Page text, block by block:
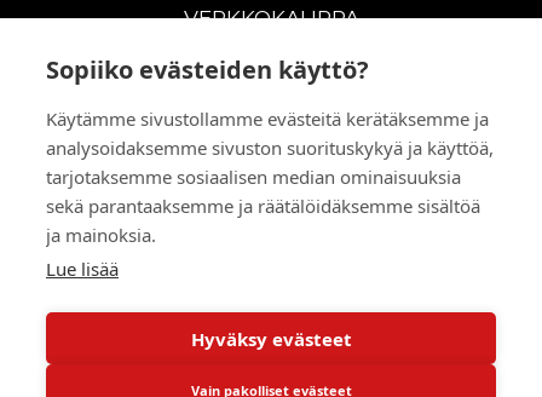
Sopiiko evästeiden käyttö?
Käytämme sivustollamme evästeitä kerätäksemme ja
analysoidaksemme sivuston suorituskykyä ja käyttöä,
tarjotaksemme sosiaalisen median ominaisuuksia
sekä parantaaksemme ja räätälöidäksemme sisältöä
ja mainoksia.
Lue lisää
Hyväksy evästeet
Vain pakolliset evästeet
VERKKOKAUPPA
Uudet maanrakennuskoneet
Vuokrakoneet
Kampanjat
Vaihtokoneet
© 2026 RealMachinery Oy